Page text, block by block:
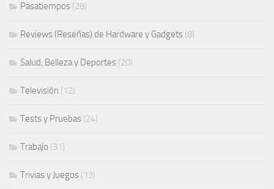
Pasatiempos (28)
Reviews (Reseñas) de Hardware y Gadgets (8)
Salud, Belleza y Deportes (20)
Televisión (12)
Tests y Pruebas (24)
Trabajo (31)
Trivias y Juegos (13)